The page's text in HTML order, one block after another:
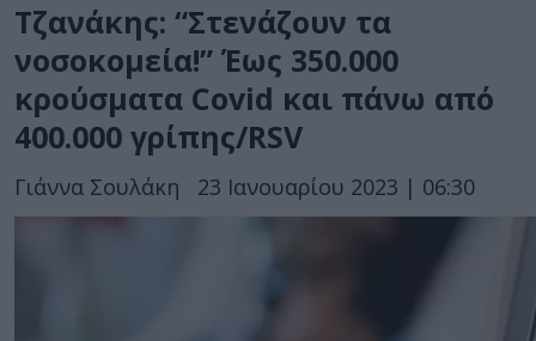
Τζανάκης: “Στενάζουν τα
νοσοκομεία!” Έως 350.000
κρούσματα Covid και πάνω από
400.000 γρίπης/RSV
Γιάννα Σουλάκη 23 Ιανουαρίου 2023 | 06:30